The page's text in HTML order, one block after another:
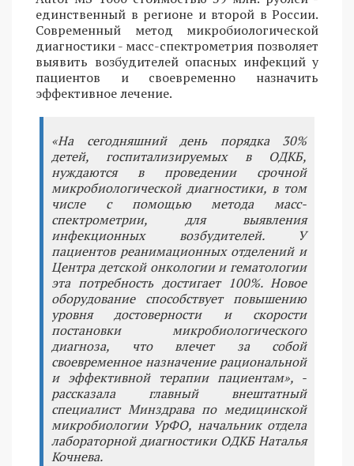
единственный в регионе и второй в России.
Современный метод микробиологической
диагностики - масс-спектрометрия позволяет
выявить возбудителей опасных инфекций у
пациентов и своевременно назначить
эффективное лечение.
«На сегодняшний день порядка 30%
детей, госпитализируемых в ОДКБ,
нуждаются в проведении срочной
микробиологической диагностики, в том
числе с помощью метода масс-
спектрометрии, для выявления
инфекционных возбудителей. У
пациентов реанимационных отделений и
Центра детской онкологии и гематологии
эта потребность достигает 100%. Новое
оборудование способствует повышению
уровня достоверности и скорости
постановки микробиологического
диагноза, что влечет за собой
своевременное назначение рациональной
и эффективной терапии пациентам», -
рассказала главный внештатный
специалист Минздрава по медицинской
микробиологии УрФО, начальник отдела
лабораторной диагностики ОДКБ Наталья
Кочнева.